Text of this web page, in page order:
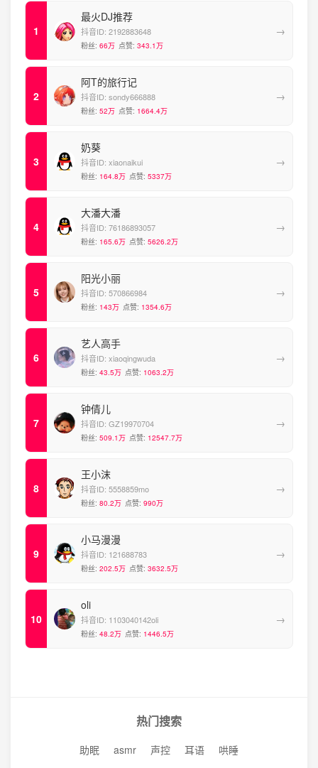
最火DJ推荐
抖音ID: 2192883648
粉丝: 66万 点赞: 343.1万
→
阿T的旅行记
抖音ID: sondy666888
粉丝: 52万 点赞: 1664.4万
→
奶葵
抖音ID: xiaonaikui
粉丝: 164.8万 点赞: 5337万
→
大潘大潘
抖音ID: 76186893057
粉丝: 165.6万 点赞: 5626.2万
→
阳光小丽
抖音ID: 570866984
粉丝: 143万 点赞: 1354.6万
→
艺人高手
抖音ID: xiaoqingwuda
粉丝: 43.5万 点赞: 1063.2万
→
钟倩儿
抖音ID: GZ19970704
粉丝: 509.1万 点赞: 12547.7万
→
王小沫
抖音ID: 5558859mo
粉丝: 80.2万 点赞: 990万
→
小马漫漫
抖音ID: 121688783
粉丝: 202.5万 点赞: 3632.5万
→
oli
抖音ID: 1103040142oli
粉丝: 48.2万 点赞: 1446.5万
→
热门搜索
助眠 asmr 声控 耳语 哄睡